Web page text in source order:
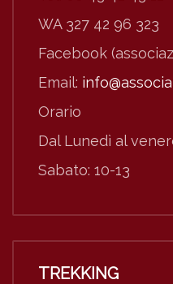
WA 327 42 96 323
Facebook
Email:
Orario
Dal Lunedì al
Sabato: 10-13
TREKKING